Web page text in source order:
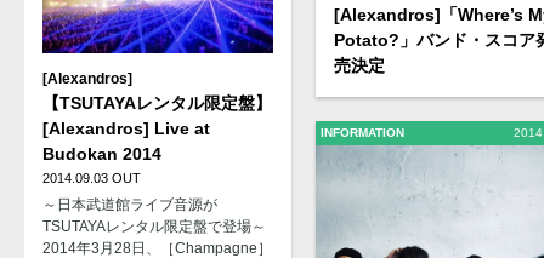
[Alexandros]
【TSUTAYAレンタル限定盤】
[Alexandros] Live at
Budokan 2014
2014.09.03 OUT
～日本武道館ライブ音源が
TSUTAYAレンタル限定盤で登場～
2014年3月28日、［Champagne］
[Alexandros]「Where’s
Potato?」バンド・スコア
売決定
INFORMATION